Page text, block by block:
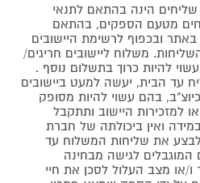
הינה בהתאם לתנאי
מטעם הספקים, בהתאם
ובכפוף לרשימת היישובים
משלוח ליישובים חריגים/
להיות כרוך בתשלום נוסף .
עד הבית, יעשה למעט ביישובים
בהם עשוי להיות מסופק
למזכירות היישוב ותתקבל
ואין ביכולתה של חברת
את שליחות המשלוח עד
המוגבלים לגישה מבחינה
ו/או מצב העלול לסכן את חיי